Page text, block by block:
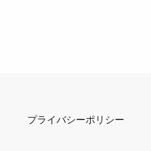
プライバシーポリシー